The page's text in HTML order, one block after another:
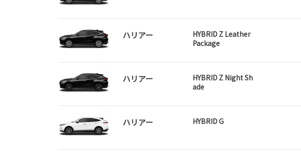
ハリアー
HYBRID Z Leather
Package
ハリアー
HYBRID Z Night Sh
ade
ハリアー HYBRID G